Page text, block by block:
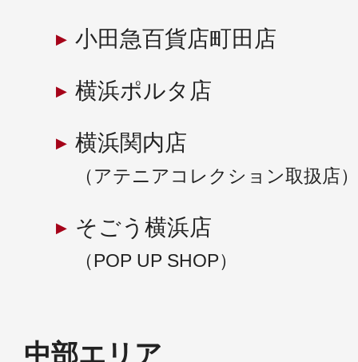
小田急百貨店町田店
横浜ポルタ店
横浜関内店
（アテニアコレクション取扱店）
そごう横浜店
（POP UP SHOP）
中部エリア